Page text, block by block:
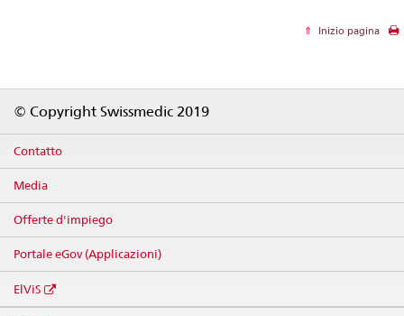
Inizio pagina
© Copyright Swissmedic 2019
Contatto
Media
Offerte d'impiego
Portale eGov (Applicazioni)
ElViS